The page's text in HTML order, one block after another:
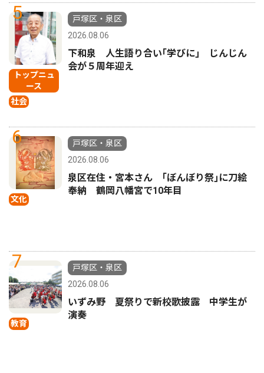
5
トップニュ
ース
社会
戸塚区・泉区
2026.08.06
下和泉 人生語り合い｢学びに｣ じんじん
会が５周年迎え
6
文化
戸塚区・泉区
2026.08.06
泉区在住・宮本さん ｢ぼんぼり祭｣に刀絵
奉納 鶴岡八幡宮で10年目
7
教育
戸塚区・泉区
2026.08.06
いずみ野 夏祭りで新校歌披露 中学生が
演奏